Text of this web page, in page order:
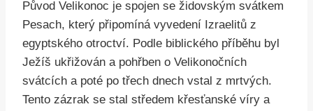
Původ Velikonoc je spojen se židovským svátkem
Pesach, který připomíná vyvedení Izraelitů z
egyptského otroctví. Podle biblického příběhu byl
Ježíš ukřižován a pohřben o Velikonočních
svátcích a poté po třech dnech vstal z mrtvých.
Tento zázrak se stal středem křesťanské víry a